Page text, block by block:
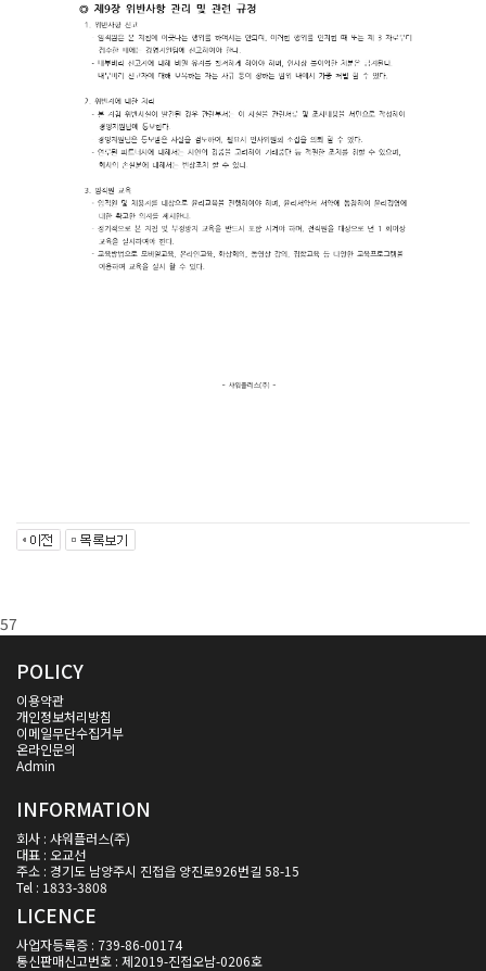
57
POLICY
이용약관
개인정보처리방침
이메일무단수집거부
온라인문의
Admin
INFORMATION
회사 : 샤워플러스(주)
대표 : 오교선
주소 : 경기도 남양주시 진접읍 양진로926번길 58-15
Tel : 1833-3808
LICENCE
사업자등록증 : 739-86-00174
통신판매신고번호 : 제2019-진접오남-0206호